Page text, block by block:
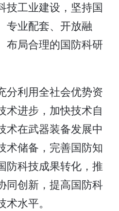
技工业建设，坚持国
专业配套、开放融
布局合理的国防科研
利用全社会优势资
术进步，加快技术自
术在武器装备发展中
术储备，完善国防知
防科技成果转化，推
同创新，提高国防科
水平。